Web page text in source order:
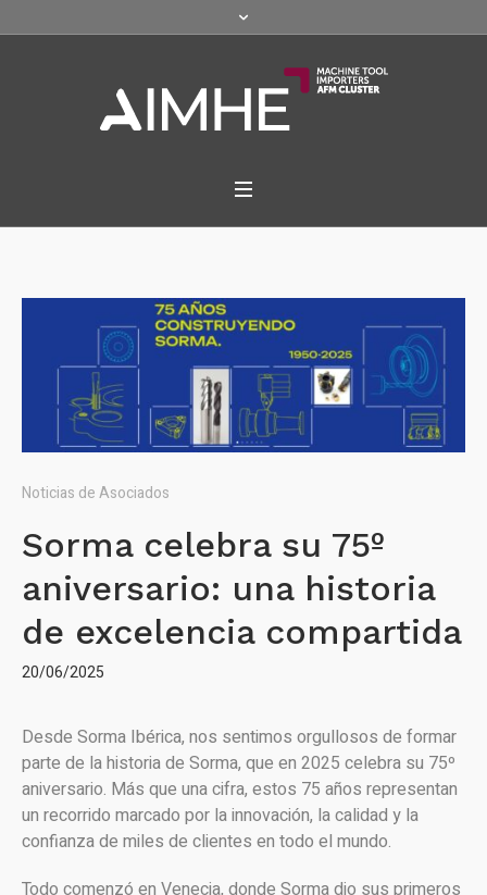
Noticias de Asociados
Sorma celebra su 75º
aniversario: una historia
de excelencia compartida
20/06/2025
Desde Sorma Ibérica, nos sentimos orgullosos de formar
parte de la historia de Sorma, que en 2025 celebra su 75º
aniversario. Más que una cifra, estos 75 años representan
un recorrido marcado por la innovación, la calidad y la
confianza de miles de clientes en todo el mundo.
Todo comenzó en Venecia, donde Sorma dio sus primeros